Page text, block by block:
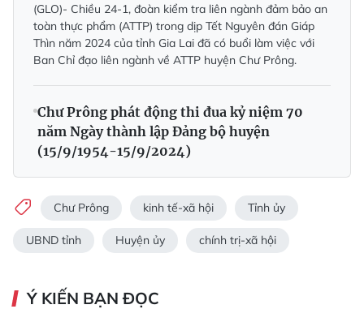
(GLO)- Chiều 24-1, đoàn kiểm tra liên ngành đảm bảo an
toàn thực phẩm (ATTP) trong dịp Tết Nguyên đán Giáp
Thìn năm 2024 của tỉnh Gia Lai đã có buổi làm việc với
Ban Chỉ đạo liên ngành về ATTP huyện Chư Prông.
Chư Prông phát động thi đua kỷ niệm 70
năm Ngày thành lập Đảng bộ huyện
(15/9/1954-15/9/2024)
Chư Prông kinh tế-xã hội Tỉnh ủy
UBND tỉnh Huyện ủy chính trị-xã hội
Ý KIẾN BẠN ĐỌC